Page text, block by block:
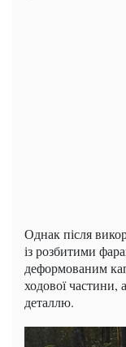
Однак після
із розбитими
деформованим
ходової частини,
деталлю.